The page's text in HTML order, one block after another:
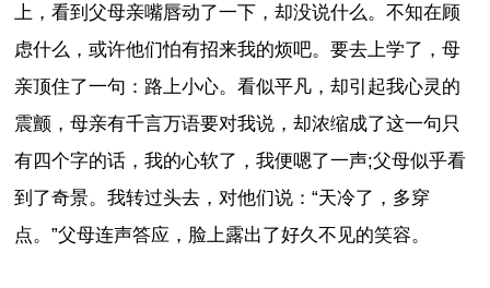
上，看到父母亲嘴唇动了一下，却没说什么。不知在顾
虑什么，或许他们怕有招来我的烦吧。要去上学了，母
亲顶住了一句：路上小心。看似平凡，却引起我心灵的
震颤，母亲有千言万语要对我说，却浓缩成了这一句只
有四个字的话，我的心软了，我便嗯了一声;父母似乎看
到了奇景。我转过头去，对他们说：“天冷了，多穿
点。”父母连声答应，脸上露出了好久不见的笑容。